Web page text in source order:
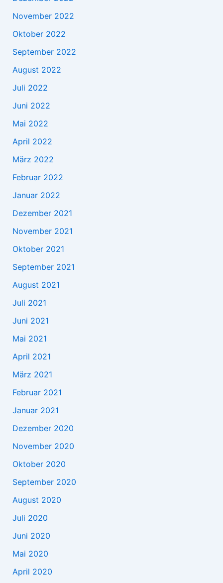
November 2022
Oktober 2022
September 2022
August 2022
Juli 2022
Juni 2022
Mai 2022
April 2022
März 2022
Februar 2022
Januar 2022
Dezember 2021
November 2021
Oktober 2021
September 2021
August 2021
Juli 2021
Juni 2021
Mai 2021
April 2021
März 2021
Februar 2021
Januar 2021
Dezember 2020
November 2020
Oktober 2020
September 2020
August 2020
Juli 2020
Juni 2020
Mai 2020
April 2020